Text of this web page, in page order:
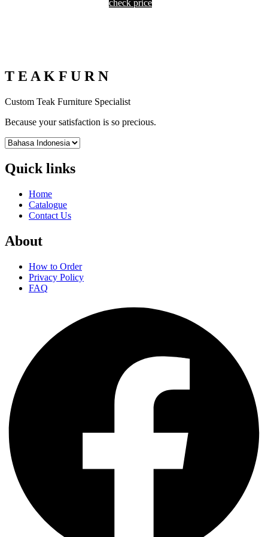
check price
T E A K F U R N
Custom Teak Furniture Specialist
Because your satisfaction is so precious.
Quick links
Home
Catalogue
Contact Us
About
How to Order
Privacy Policy
FAQ